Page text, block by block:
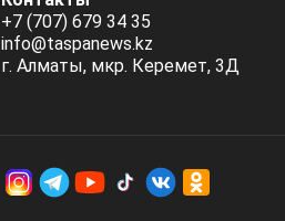
+7 (707) 679 34 35
info@taspanews.kz
г. Алматы, мкр. Керемет, 3Д